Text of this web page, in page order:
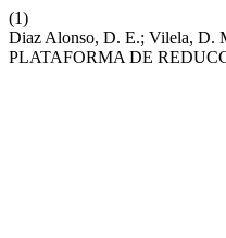
(1)
Diaz Alonso, D. E.; Vilela, D.
PLATAFORMA DE